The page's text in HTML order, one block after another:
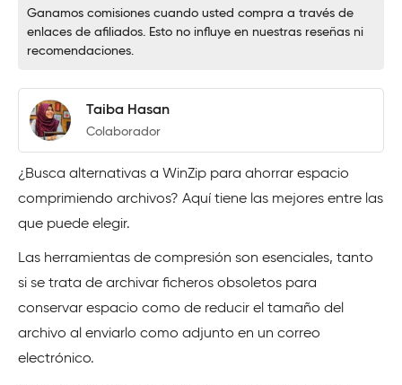
Ganamos comisiones cuando usted compra a través de
enlaces de afiliados. Esto no influye en nuestras reseñas ni
recomendaciones.
Taiba Hasan
Colaborador
¿Busca alternativas a WinZip para ahorrar espacio
comprimiendo archivos? Aquí tiene las mejores entre las
que puede elegir.
Las herramientas de compresión son esenciales, tanto
si se trata de archivar ficheros obsoletos para
conservar espacio como de reducir el tamaño del
archivo al enviarlo como adjunto en un correo
electrónico.